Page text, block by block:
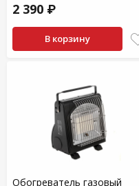
2 390 ₽
В корзину
Обогреватель газовый